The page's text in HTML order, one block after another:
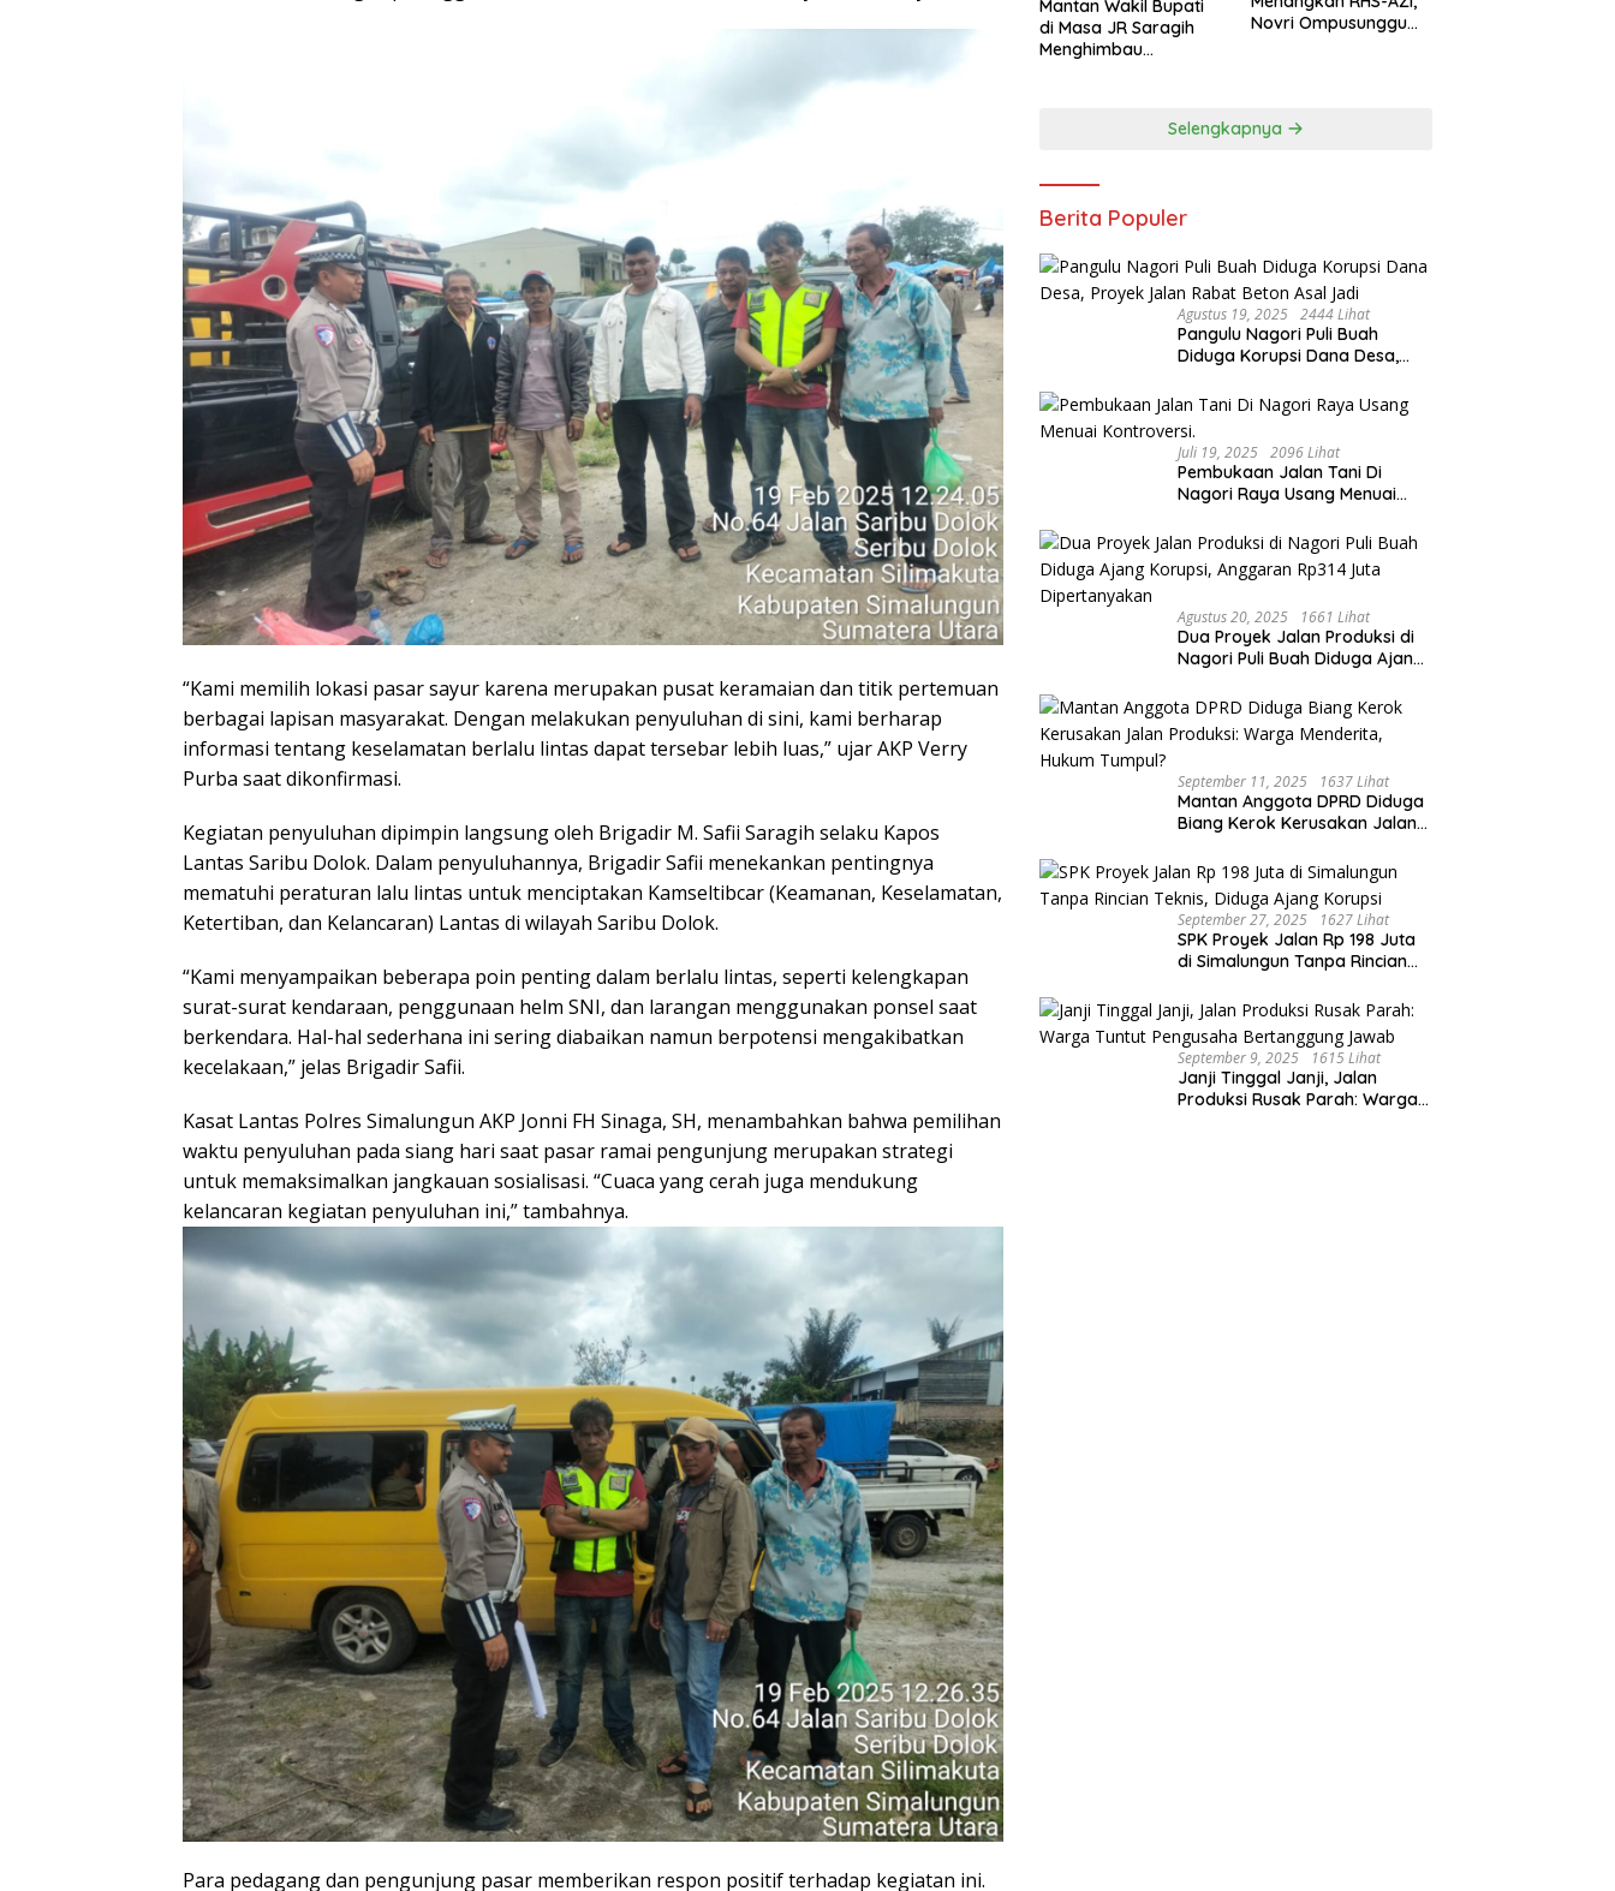
“Kami memilih lokasi pasar sayur karena merupakan pusat keramaian dan titik pertemuan
berbagai lapisan masyarakat. Dengan melakukan penyuluhan di sini, kami berharap
informasi tentang keselamatan berlalu lintas dapat tersebar lebih luas,” ujar AKP Verry
Purba saat dikonfirmasi.
Kegiatan penyuluhan dipimpin langsung oleh Brigadir M. Safii Saragih selaku Kapos
Lantas Saribu Dolok. Dalam penyuluhannya, Brigadir Safii menekankan pentingnya
mematuhi peraturan lalu lintas untuk menciptakan Kamseltibcar (Keamanan, Keselamatan,
Ketertiban, dan Kelancaran) Lantas di wilayah Saribu Dolok.
“Kami menyampaikan beberapa poin penting dalam berlalu lintas, seperti kelengkapan
surat-surat kendaraan, penggunaan helm SNI, dan larangan menggunakan ponsel saat
berkendara. Hal-hal sederhana ini sering diabaikan namun berpotensi mengakibatkan
kecelakaan,” jelas Brigadir Safii.
Kasat Lantas Polres Simalungun AKP Jonni FH Sinaga, SH, menambahkan bahwa pemilihan
waktu penyuluhan pada siang hari saat pasar ramai pengunjung merupakan strategi
untuk memaksimalkan jangkauan sosialisasi. “Cuaca yang cerah juga mendukung
kelancaran kegiatan penyuluhan ini,” tambahnya.
Para pedagang dan pengunjung pasar memberikan respon positif terhadap kegiatan ini.
Mantan Wakil Bupati
di Masa JR Saragih
Menghimbau
Novri Ompusunggu
Selengkapnya
Berita Populer
Agustus 19, 2025 2444 Lihat
Pangulu Nagori Puli Buah
Diduga Korupsi Dana Desa,
Jadi
Juli 19, 2025 2096 Lihat
Pembukaan Jalan Tani Di
Nagori Raya Usang Menuai
Agustus 20, 2025 1661 Lihat
Dua Proyek Jalan Produksi di
Nagori Puli Buah Diduga Ajang
Dipertanyakan
September 11, 2025 1637 Lihat
Mantan Anggota DPRD Diduga
Biang Kerok Kerusakan Jalan
Hukum Tumpul?
September 27, 2025 1627 Lihat
SPK Proyek Jalan Rp 198 Juta
di Simalungun Tanpa Rincian
September 9, 2025 1615 Lihat
Janji Tinggal Janji, Jalan
Produksi Rusak Parah: Warga